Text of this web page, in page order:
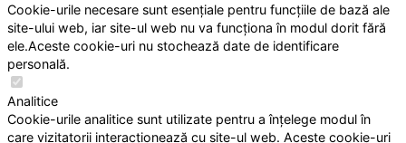
Cookie-urile necesare sunt esențiale pentru funcțiile de bază ale
site-ului web, iar site-ul web nu va funcționa în modul dorit fără
ele.Aceste cookie-uri nu stochează date de identificare
personală.
Analitice
Cookie-urile analitice sunt utilizate pentru a înțelege modul în
care vizitatorii interacționează cu site-ul web. Aceste cookie-uri